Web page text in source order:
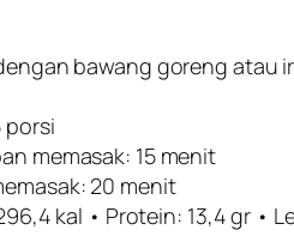
bawang goreng atau
porsi
memasak: 15 menit
20 menit
kal • Protein: 13,4 gr •